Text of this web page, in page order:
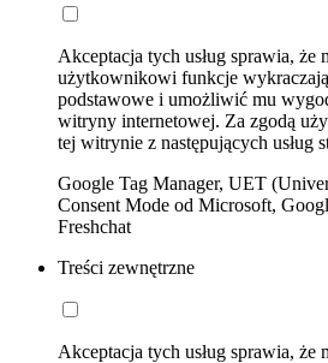
Akceptacja tych usług sprawia, że
użytkownikowi funkcje
podstawowe i umożliwić mu
witryny internetowej. Za zgodą
tej witrynie z następujących usług
Google Tag Manager, UET
Consent Mode od Microsoft,
Freshchat
Treści zewnętrzne
Akceptacja tych usług sprawia,